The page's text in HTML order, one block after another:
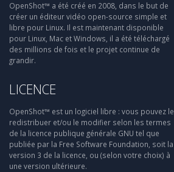
OpenShot™ a été créé en 2008, dans le but de
créer un éditeur vidéo open-source simple et
libre pour Linux. Il est maintenant disponible
pour Linux, Mac et Windows, il a été téléchargé
des millions de fois et le projet continue de
grandir.
LICENCE
OpenShot™ est un logiciel libre : vous pouvez le
redistribuer et/ou le modifier selon les termes
de la licence publique générale GNU tel que
publiée par la Free Software Foundation, soit la
version 3 de la licence, ou (selon votre choix) à
une version ultérieure.